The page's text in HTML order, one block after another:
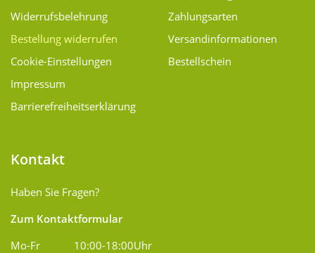
Widerrufsbelehrung
Bestellung widerrufen
Cookie-Einstellungen
Impressum
Barrierefreiheitserklärung
Zahlungsarten
Versand­informationen
Bestellschein
Kontakt
Haben Sie Fragen?
Zum Kontaktformular
Mo-Fr
10:00-18:00Uhr